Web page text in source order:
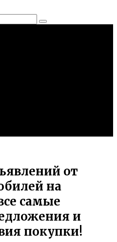
от
на
самые
и
покупки!